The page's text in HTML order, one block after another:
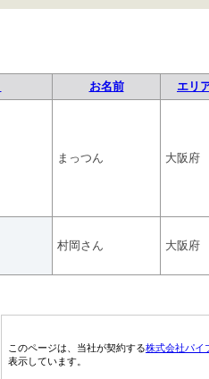
お名前 エリ
まっつん 大阪府
村岡さん 大阪府
このページは、当社が契約する株式会社パイ
表示しています。